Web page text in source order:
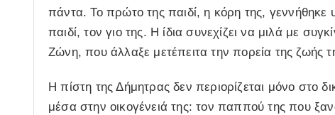
πάντα. Το πρώτο της παιδί, η κόρη της, γεννήθηκε
παιδί, τον γιο της. Η ίδια συνεχίζει να μιλά με
Ζώνη, που άλλαξε μετέπειτα την πορεία της ζωής
Η πίστη της Δήμητρας δεν περιορίζεται μόνο στο
μέσα στην οικογένειά της: τον παππού της που